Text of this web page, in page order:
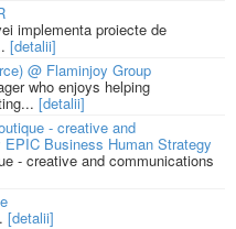
implementa proiecte de
[detalii]
@ Flaminjoy Group
who enjoys helping
[detalii]
- creative and
Business Human Strategy
- creative and communications
[detalii]